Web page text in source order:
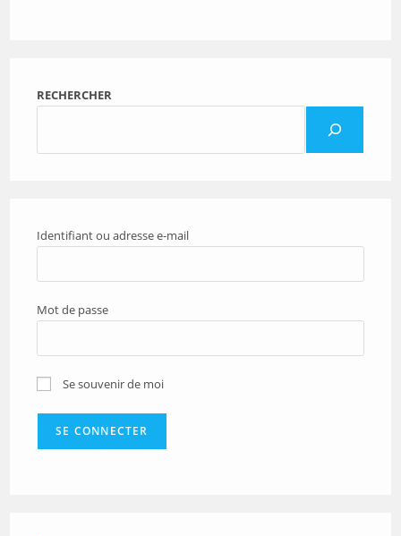
RECHERCHER
Identifiant ou adresse e-mail
Mot de passe
Se souvenir de moi